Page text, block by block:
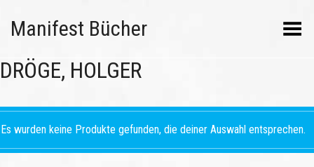
Manifest Bücher Menü umschalten
DRÖGE, HOLGER
Es wurden keine Produkte gefunden, die deiner Auswahl entsprechen.